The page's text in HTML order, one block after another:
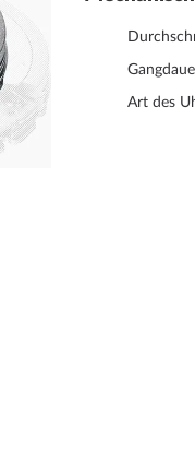
Art des